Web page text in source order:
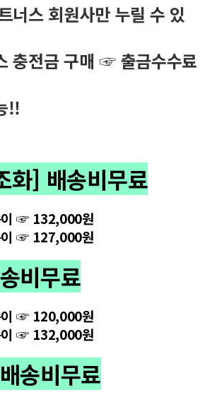
너스 회원사만 누릴 수 있
충전금 구매 ☞ 출금수수료
!!
화] 배송비무료
☞ 132,000원
☞ 127,000원
비무료
☞ 120,000원
☞ 132,000원
송비무료